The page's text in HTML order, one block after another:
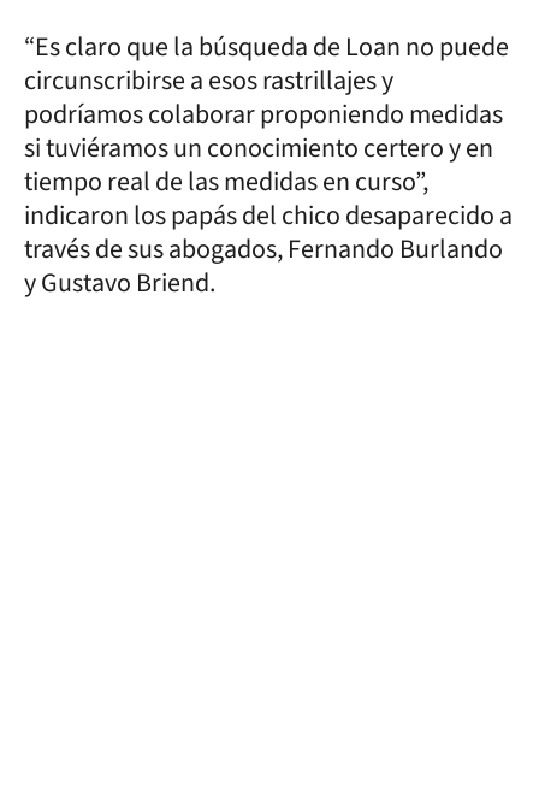
“Es claro que la búsqueda de Loan no puede
circunscribirse a esos rastrillajes y
podríamos colaborar proponiendo medidas
si tuviéramos un conocimiento certero y en
tiempo real de las medidas en curso”,
indicaron los papás del chico desaparecido a
través de sus abogados, Fernando Burlando
y Gustavo Briend.